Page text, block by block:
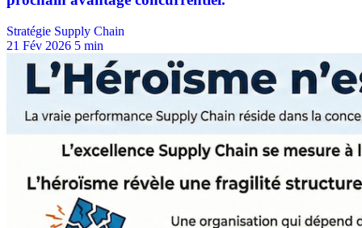
Stratégie Supply Chain
21 Fév 2026 5 min